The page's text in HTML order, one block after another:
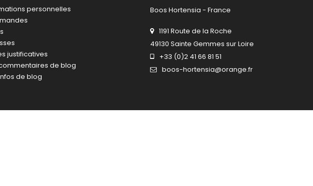
personnelles
justificatives
de blog
de blog
Boos Hortensia - France
1191 Route de la Roche
49130 Sainte Gemmes sur Loire
+33 (0)2 41 66 81 51
boos-hortensia@orange.fr